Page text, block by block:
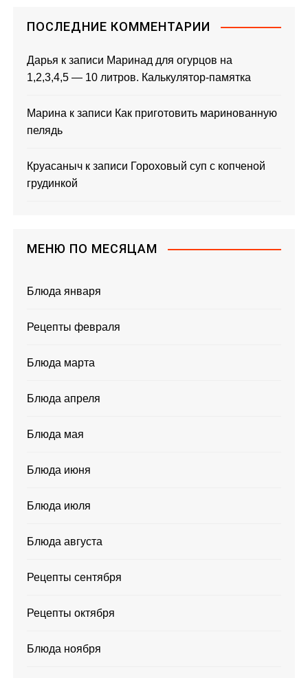
ПОСЛЕДНИЕ КОММЕНТАРИИ
Дарья к записи Маринад для огурцов на
1,2,3,4,5 — 10 литров. Калькулятор-памятка
Марина к записи Как приготовить маринованную
пелядь
Круасаныч к записи Гороховый суп с копченой
грудинкой
МЕНЮ ПО МЕСЯЦАМ
Блюда января
Рецепты февраля
Блюда марта
Блюда апреля
Блюда мая
Блюда июня
Блюда июля
Блюда августа
Рецепты сентября
Рецепты октября
Блюда ноября